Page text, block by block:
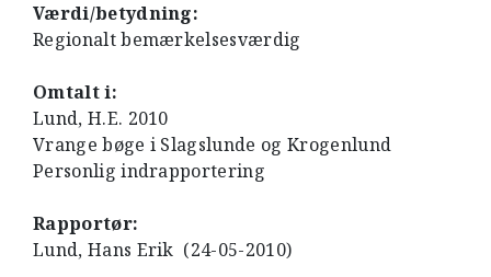
Værdi/betydning:
Regionalt bemærkelsesværdig
Omtalt i:
Lund, H.E. 2010
Vrange bøge i Slagslunde og Krogenlund
Personlig indrapportering
Rapportør:
Lund, Hans Erik (24-05-2010)